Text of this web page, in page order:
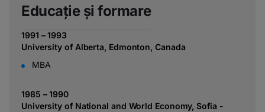
Educație și formare
1991 – 1993
University of Alberta, Edmonton, Canada
MBA
1985 – 1990
University of National and World Economy, Sofia -